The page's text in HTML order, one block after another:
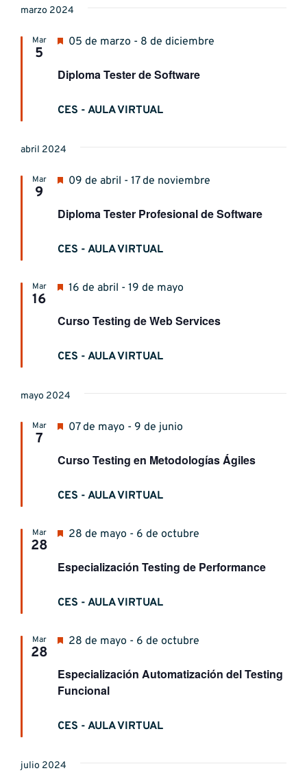
marzo 2024
Mar
5
Diploma Tester de Software
Destacado
05 de marzo - 8 de diciembre
CES - AULA VIRTUAL
abril 2024
Mar
9
Diploma Tester Profesional de Software
Destacado
09 de abril - 17 de noviembre
CES - AULA VIRTUAL
Mar
16
Curso Testing de Web Services
Destacado
16 de abril - 19 de mayo
CES - AULA VIRTUAL
mayo 2024
Mar
7
Curso Testing en Metodologías Ágiles
Destacado
07 de mayo - 9 de junio
CES - AULA VIRTUAL
Mar
28
Especialización Testing de Performance
Destacado
28 de mayo - 6 de octubre
CES - AULA VIRTUAL
Mar
28
Especialización Automatización del Testing
Funcional
Destacado
28 de mayo - 6 de octubre
CES - AULA VIRTUAL
julio 2024